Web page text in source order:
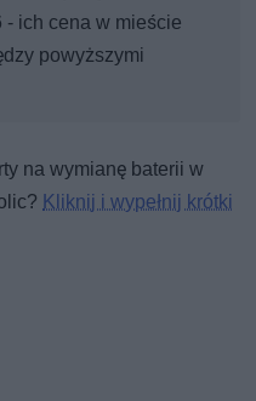
- ich cena w mieście
powyższymi
na wymianę baterii w
Kliknij i wypełnij krótki